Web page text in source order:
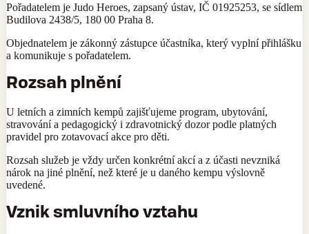
Pořadatelem je Judo Heroes, zapsaný ústav, IČ 01925253, se sídlem
Budilova 2438/5, 180 00 Praha 8.
Objednatelem je zákonný zástupce účastníka, který vyplní přihlášku
a komunikuje s pořadatelem.
Rozsah plnění
U letních a zimních kempů zajišťujeme program, ubytování,
stravování a pedagogický i zdravotnický dozor podle platných
pravidel pro zotavovací akce pro děti.
Rozsah služeb je vždy určen konkrétní akcí a z účasti nevzniká
nárok na jiné plnění, než které je u daného kempu výslovně
uvedené.
Vznik smluvního vztahu